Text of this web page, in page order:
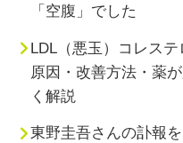
「空腹」でした
LDL（悪玉）コレステ
原因・改善方法・薬
く解説
東野圭吾さんの訃報